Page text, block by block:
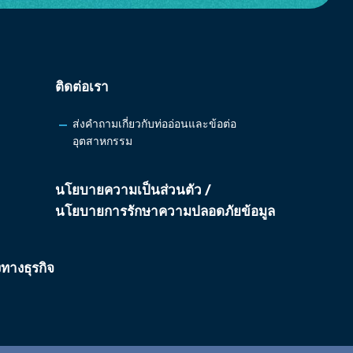
างธุรกิจ
ติดต่อเรา
ส่งคำถามเกี่ยวกับท่ออ่อนและข้อต่อ
อุตสาหกรรม
นโยบายความเป็นส่วนตัว /
นโยบายการรักษาความปลอดภัยข้อมูล